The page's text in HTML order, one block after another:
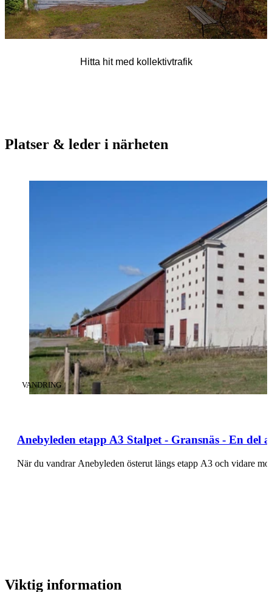
Hitta hit med kollektivtrafik
Platser & leder i närheten
Anebyleden etapp A3 Stalpet - Gransnäs - En del
KATEGORI:
VANDRING
När du vandrar Anebyleden österut längs etapp A3 och vidare
Viktig information